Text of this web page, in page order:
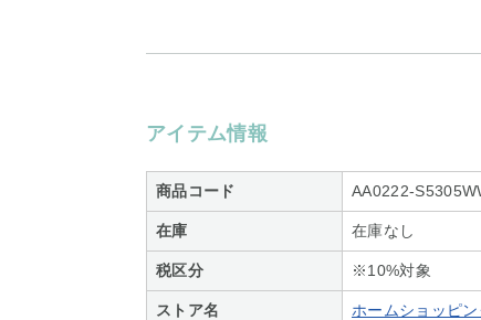
アイテム情報
商品コード AA0222-
在庫 在庫なし
税区分 ※10%対象
ストア名 ホームショッピ